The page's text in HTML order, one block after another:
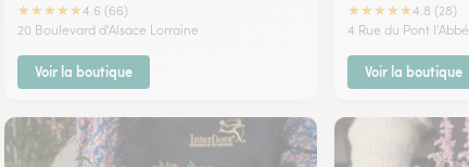
★★★★★4.6 (66)
20 Boulevard d'Alsace Lorraine
Voir la boutique
★★★★★4.8 (28)
4 Rue du Pont l'Abbé
Voir la boutique